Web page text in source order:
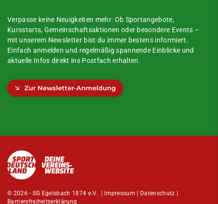
Verpasse keine Neuigkeiten mehr: Ob Sportangebote,
Kursstarts, Gemeinschaftsaktionen oder besondere Events –
mit unserem Newsletter bist du immer bestens informiert.
Einfach anmelden und regelmäßig spannende Einblicke und
aktuelle Infos direkt ins Postfach erhalten.
Zur Newsletter-Anmeldung
© 2026 - SG Egelsbach 1874 e.V. | Impressum Datenschutz
Barrierefreiheitserklärung